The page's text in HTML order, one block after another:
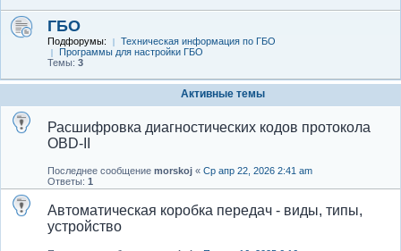
ГБО
Подфорумы:
Техническая информация по ГБО
Программы для настройки ГБО
Темы: 3
Активные темы
Расшифровка диагностических кодов протокола
OBD-II
Последнее сообщение morskoj « Ср апр 22, 2026 2:41 am
Ответы: 1
Автоматическая коробка передач - виды, типы,
устройство